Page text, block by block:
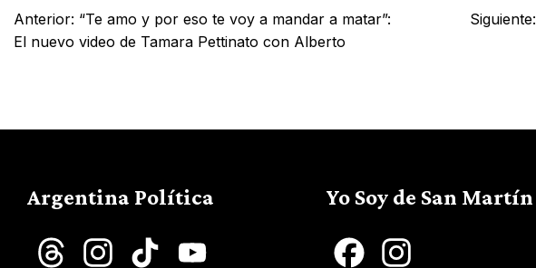
Anterior: “Te amo y por eso te voy a mandar a matar”:
El nuevo video de Tamara Pettinato con Alberto
Siguiente:
Argentina Política
Threads InstagramTikTok
Yo Soy de San Martín
Facebook